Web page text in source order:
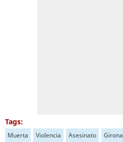
Tags:
Muerta Violencia Asesinato Girona